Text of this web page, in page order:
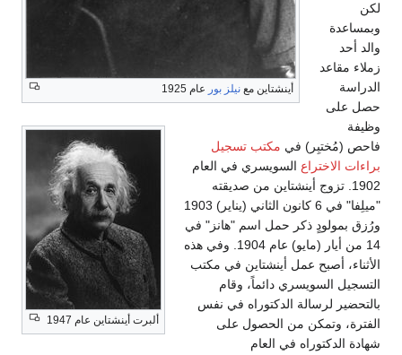
أينشتاين مع نيلز بور عام 1925
ألبرت أينشتاين عام 1947
لكن
وبمساعدة
والد أحد
زملاء مقاعد
الدراسة
حصل على
وظيفة
فاحص (مُختبِر) في مكتب تسجيل
براءات الاختراع السويسري في العام
1902. تزوج أينشتاين من صديقته
"ميلِفا" في 6 كانون الثاني (يناير) 1903
ورُزق بمولودٍ ذكر حمل اسم "هانز" في
14 من أيار (مايو) عام 1904. وفي هذه
الأثناء، أصبح عمل أينشتاين في مكتب
التسجيل السويسري دائماً، وقام
بالتحضير لرسالة الدكتوراه في نفس
الفترة، وتمكن من الحصول على
شهادة الدكتوراه في العام